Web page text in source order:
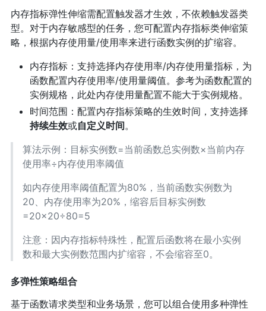
内存指标弹性伸缩需配置触发器才生效，不依赖触发器类
型。对于内存敏感型的任务，您可配置内存指标类伸缩策
略，根据内存使用量/使用率来进行函数实例的扩缩容。
内存指标：支持选择内存使用率/内存使用量指标，为
函数配置内存使用率/使用量阈值。参考为函数配置的
实例规格，此处内存使用量配置不能大于实例规格。
时间范围：配置内存指标策略的生效时间，支持选择
持续生效或自定义时间。
算法示例：目标实例数=当前函数总实例数×当前内存
使用率÷内存使用率阈值
如内存使用率阈值配置为80%，当前函数实例数为
20、内存使用率为20%，缩容后目标实例数
=20×20÷80=5
注意：因内存指标特殊性，配置后函数将在最小实例
数和最大实例数范围内扩缩容，不会缩容至0。
多弹性策略组合
基于函数请求类型和业务场景，您可以组合使用多种弹性